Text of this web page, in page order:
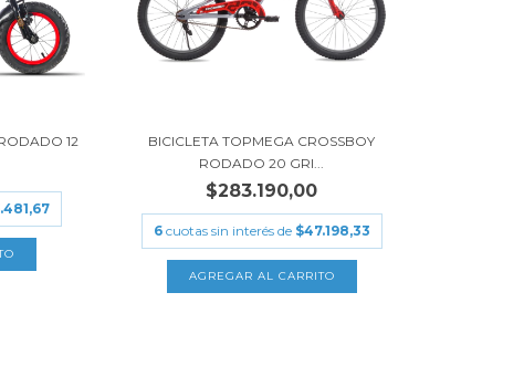
12
BICICLETA TOPMEGA CROSSBOY
RODADO 20 GRI...
$283.190,00
6 cuotas sin interés de $47.198,33